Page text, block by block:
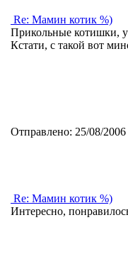
Re: Мамин котик %)
Прикольные котишки, у
Кстати, с такой вот
Отправлено: 25/08/
Re: Мамин котик %)
Интересно,